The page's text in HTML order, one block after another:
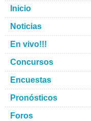
Inicio
Noticias
En vivo!!!
Concursos
Encuestas
Pronósticos
Foros